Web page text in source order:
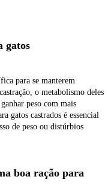
gatos
para se manterem
o metabolismo deles
peso com mais
gatos castrados é essencial
de peso ou distúrbios
boa ração para